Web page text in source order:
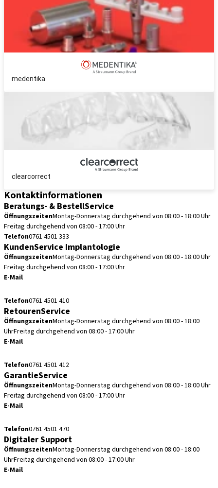
medentika
clearcorrect
Kontaktinformationen
Beratungs- & BestellService
ÖffnungszeitenMontag-Donnerstag durchgehend von 08:00 - 18:00 Uhr
Freitag durchgehend von 08:00 - 17:00 Uhr
Telefon0761 4501 333
KundenService Implantologie
ÖffnungszeitenMontag-Donnerstag durchgehend von 08:00 - 18:00 Uhr
Freitag durchgehend von 08:00 - 17:00 Uhr
E-Mail
Telefon0761 4501 410
RetourenService
ÖffnungszeitenMontag-Donnerstag durchgehend von 08:00 - 18:00
UhrFreitag durchgehend von 08:00 - 17:00 Uhr
E-Mail
Telefon0761 4501 412
GarantieService
ÖffnungszeitenMontag-Donnerstag durchgehend von 08:00 - 18:00 Uhr
Freitag durchgehend von 08:00 - 17:00 Uhr
E-Mail
Telefon0761 4501 470
Digitaler Support
ÖffnungszeitenMontag-Donnerstag durchgehend von 08:00 - 18:00
UhrFreitag durchgehend von 08:00 - 17:00 Uhr
E-Mail